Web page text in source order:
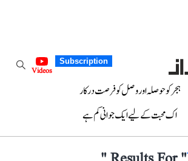
Subscription
Videos
ہجر کو حوصلہ اور وصل کو فرصت درکار
اک محبت کے لیے ایک جوانی کم ہے